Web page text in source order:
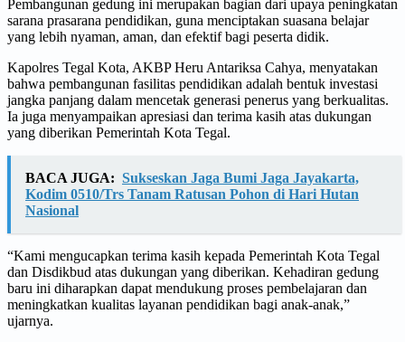
Pembangunan gedung ini merupakan bagian dari upaya peningkatan
sarana prasarana pendidikan, guna menciptakan suasana belajar
yang lebih nyaman, aman, dan efektif bagi peserta didik.
Kapolres Tegal Kota, AKBP Heru Antariksa Cahya, menyatakan
bahwa pembangunan fasilitas pendidikan adalah bentuk investasi
jangka panjang dalam mencetak generasi penerus yang berkualitas.
Ia juga menyampaikan apresiasi dan terima kasih atas dukungan
yang diberikan Pemerintah Kota Tegal.
BACA JUGA: Sukseskan Jaga Bumi Jaga Jayakarta,
Kodim 0510/Trs Tanam Ratusan Pohon di Hari Hutan
Nasional
“Kami mengucapkan terima kasih kepada Pemerintah Kota Tegal
dan Disdikbud atas dukungan yang diberikan. Kehadiran gedung
baru ini diharapkan dapat mendukung proses pembelajaran dan
meningkatkan kualitas layanan pendidikan bagi anak-anak,”
ujarnya.